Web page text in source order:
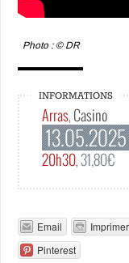
Photo : © DR
INFORMATIONS
Arras, Casino
13.05.2025
20h30,31,80€
Email Imprimer
Pinterest